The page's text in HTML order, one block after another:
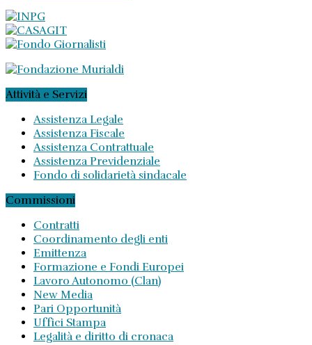
Attività e Servizi
Assistenza Legale
Assistenza Fiscale
Assistenza Contrattuale
Assistenza Previdenziale
Fondo di solidarietà sindacale
Commissioni
Contratti
Coordinamento degli enti
Emittenza
Formazione e Fondi Europei
Lavoro Autonomo (Clan)
New Media
Pari Opportunità
Uffici Stampa
Legalità e diritto di cronaca